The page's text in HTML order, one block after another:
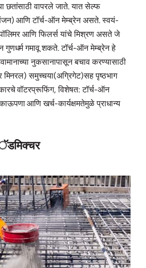
छतांसाठी वापरले जाते. यात सेल्फ
आणि टॉर्च-ऑन मेम्ब्रेन असते. स्वयं-
आणि फिलर्स यांचे मिश्रण असते जे
गमावू शकते. टॉर्च-ऑन मेम्ब्रेन हे
नुकसानापासून बचाव करण्यासाठी
मिनरल) समुच्चया(अग्रिगेट)सह पृष्ठभाग
वॉटरप्रूफिंग, विशेषत: टॉर्च-ऑन
आणि खर्च-कार्यक्षमतेमुळे प्राधान्य